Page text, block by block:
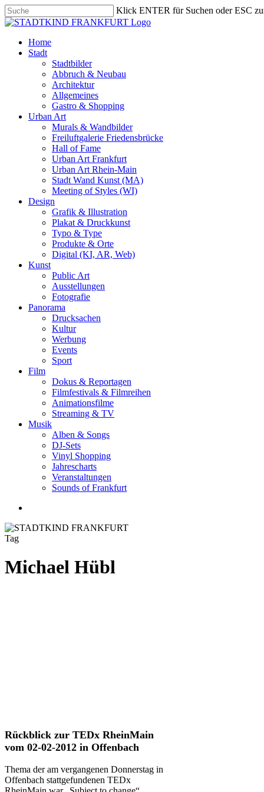
Skip
to
content
Klick ENTER für Suchen oder ESC
Close
search
Menu
Home
Stadt
Stadtbilder
Abbruch & Neubau
Architektur
Allgemeines
Gastro & Shopping
Urban Art
Murals & Wandbilder
Freiluftgalerie Friedensbrücke
Hall of Fame
Urban Art Frankfurt
Urban Art Rhein-Main
Stadt Wand Kunst (MA)
Meeting of Styles (WI)
Design
Grafik & Illustration
Plakat & Druckkunst
Typo & Type
Produkte & Orte
Digital (KI, AR, Web)
Kunst
Public Art
Ausstellungen
Fotografie
Panorama
Drucksachen
Kultur
Werbung
Events
Sport
Film
Dokus & Reportagen
Filmfestivals & Filmreihen
Animationsfilme
Streaming & TV
Musik
Alben & Songs
DJ-Sets
Vinyl Shopping
Jahrescharts
Veranstaltungen
Sounds of Frankfurt
Tag
Michael Hübl
Rückblick
zur
RheinMain
vom
02-
Rückblick zur TEDx RheinMain
vom 02-02-2012 in Offenbach
Thema der am vergangenen Donnerstag in
Offenbach stattgefundenen TEDx